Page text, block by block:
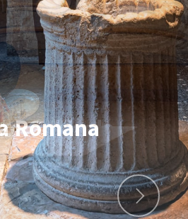
Collicola
Next